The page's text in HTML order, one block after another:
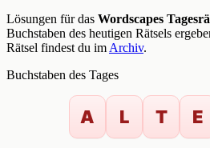
Lösungen für das Wordscapes
Buchstaben des heutigen Rätsels
Rätsel findest du imArchiv.
Buchstaben des Tages
A L T E